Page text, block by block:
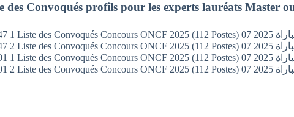
des Convoqués profils pour les experts lauréats Master